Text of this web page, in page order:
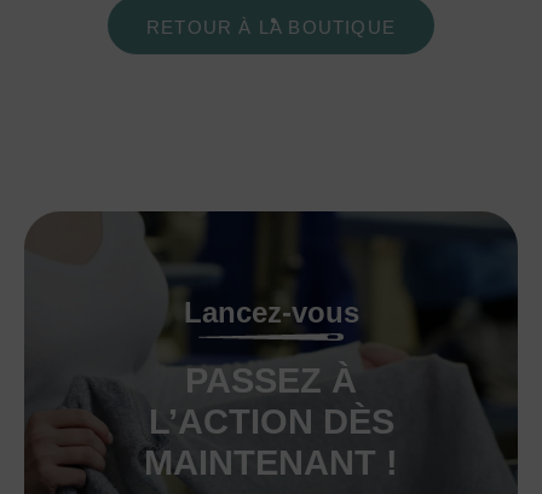
RETOUR À LA BOUTIQUE
Lancez-vous
PASSEZ À
L’ACTION DÈS
MAINTENANT !